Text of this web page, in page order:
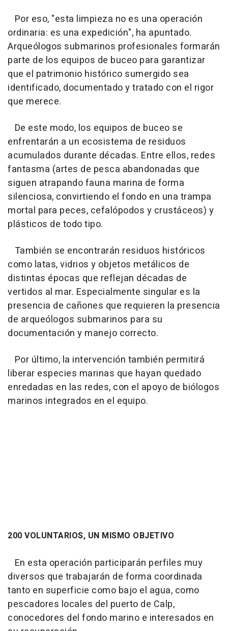
Por eso, "esta limpieza no es una operación
ordinaria: es una expedición", ha apuntado.
Arqueólogos submarinos profesionales formarán
parte de los equipos de buceo para garantizar
que el patrimonio histórico sumergido sea
identificado, documentado y tratado con el rigor
que merece.
De este modo, los equipos de buceo se
enfrentarán a un ecosistema de residuos
acumulados durante décadas. Entre ellos, redes
fantasma (artes de pesca abandonadas que
siguen atrapando fauna marina de forma
silenciosa, convirtiendo el fondo en una trampa
mortal para peces, cefalópodos y crustáceos) y
plásticos de todo tipo.
También se encontrarán residuos históricos
como latas, vidrios y objetos metálicos de
distintas épocas que reflejan décadas de
vertidos al mar. Especialmente singular es la
presencia de cañones que requieren la presencia
de arqueólogos submarinos para su
documentación y manejo correcto.
Por último, la intervención también permitirá
liberar especies marinas que hayan quedado
enredadas en las redes, con el apoyo de biólogos
marinos integrados en el equipo.
200 VOLUNTARIOS, UN MISMO OBJETIVO
En esta operación participarán perfiles muy
diversos que trabajarán de forma coordinada
tanto en superficie como bajo el agua, como
pescadores locales del puerto de Calp,
conocedores del fondo marino e interesados en